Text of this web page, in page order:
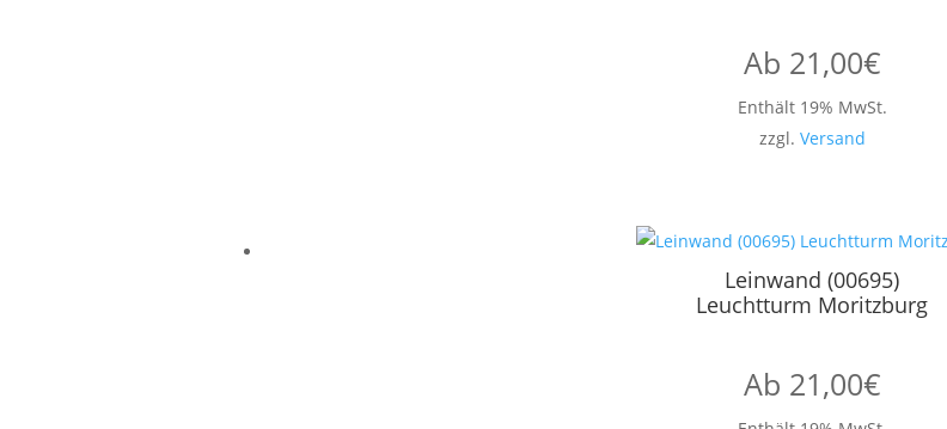
Ab 21,00€
Enthält 19% MwSt.
zzgl. Versand
Leinwand (00695)
Leuchtturm Moritzburg
Ab 21,00€